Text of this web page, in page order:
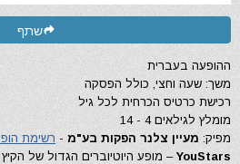
שתף
ההופעה בעברית
משך: שעה וחצי, כולל הפסקה
רכישת כרטיס הכרחית לכל גיל
מומלץ לגילאים 4 - 14
מפיק: מעיין צלנר הפקות בע"מ - רשימת
YouStars – מופע היוטיוברים הגדול של